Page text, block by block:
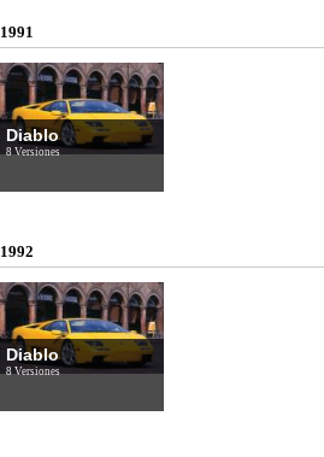
1991
Diablo
8 Versiones
1992
Diablo
8 Versiones